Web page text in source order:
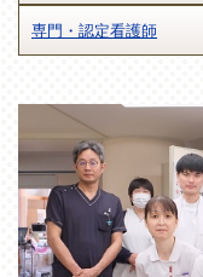
専門・認定看護師